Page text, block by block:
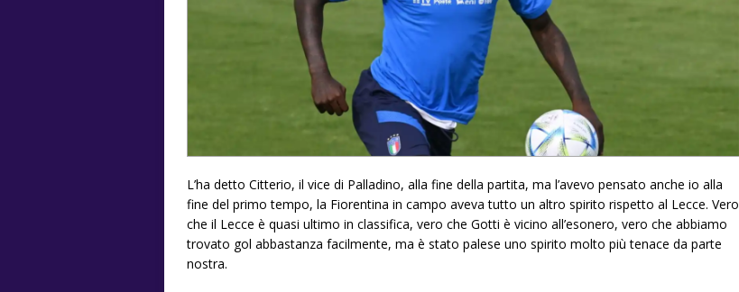
L’ha detto Citterio, il vice di Palladino, alla fine della partita, ma l’avevo pensato anche io alla
fine del primo tempo, la Fiorentina in campo aveva tutto un altro spirito rispetto al Lecce. Vero
che il Lecce è quasi ultimo in classifica, vero che Gotti è vicino all’esonero, vero che abbiamo
trovato gol abbastanza facilmente, ma è stato palese uno spirito molto più tenace da parte
nostra.